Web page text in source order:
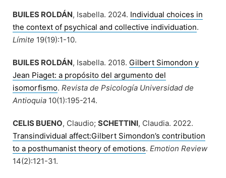
BUILES ROLDÁN, Isabella. 2024. Individual choices in
the context of psychical and collective individuation.
Límite 19(19):1-10.
BUILES ROLDÁN, Isabella. 2018. Gilbert Simondon y
Jean Piaget: a propósito del argumento del
isomorfismo. Revista de Psicología Universidad de
Antioquia 10(1):195-214.
CELIS BUENO, Claudio; SCHETTINI, Claudia. 2022.
Transindividual affect:Gilbert Simondon’s contribution
to a posthumanist theory of emotions. Emotion Review
14(2):121-31.